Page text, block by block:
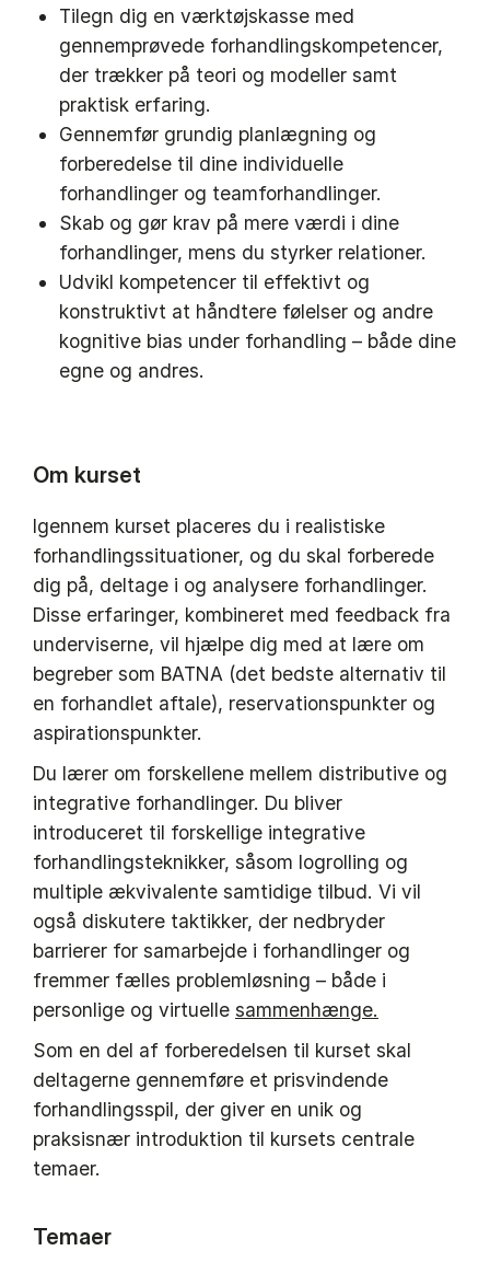
Tilegn dig en værktøjskasse med
gennemprøvede forhandlingskompetencer,
der trækker på teori og modeller samt
praktisk erfaring.
Gennemfør grundig planlægning og
forberedelse til dine individuelle
forhandlinger og teamforhandlinger.
Skab og gør krav på mere værdi i dine
forhandlinger, mens du styrker relationer.
Udvikl kompetencer til effektivt og
konstruktivt at håndtere følelser og andre
kognitive bias under forhandling – både dine
egne og andres.
Om kurset
Igennem kurset placeres du i realistiske
forhandlingssituationer, og du skal forberede
dig på, deltage i og analysere forhandlinger.
Disse erfaringer, kombineret med feedback fra
underviserne, vil hjælpe dig med at lære om
begreber som BATNA (det bedste alternativ til
en forhandlet aftale), reservationspunkter og
aspirationspunkter.
Du lærer om forskellene mellem distributive og
integrative forhandlinger. Du bliver
introduceret til forskellige integrative
forhandlingsteknikker, såsom logrolling og
multiple ækvivalente samtidige tilbud. Vi vil
også diskutere taktikker, der nedbryder
barrierer for samarbejde i forhandlinger og
fremmer fælles problemløsning – både i
personlige og virtuelle sammenhænge.
Som en del af forberedelsen til kurset skal
deltagerne gennemføre et prisvindende
forhandlingsspil, der giver en unik og
praksisnær introduktion til kursets centrale
temaer.
Temaer